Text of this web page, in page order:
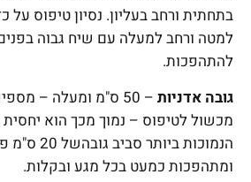
בתחתית ורחב בעליון. נסיון טיפוס על
למטה ורחב למעלה עם שיח גבוה בפנים
להתהפכות.
גובה אדניות
– 50 ס"מ ומעלה – מספיק
מכשול לטיפוס – נמוך מכך הוא יחסית
הנמוכות ביותר סביב
ומתהפכות כמעט בכל מגע ובקלות.